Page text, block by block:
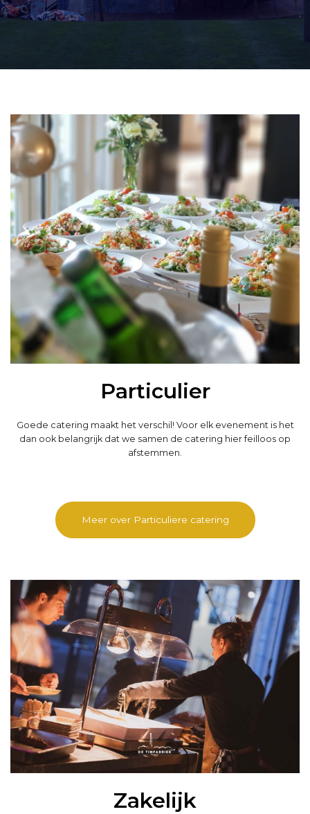
Particulier
Goede catering maakt het verschil! Voor elk evenement is het
dan ook belangrijk dat we samen de catering hier feilloos op
afstemmen.
Meer over Particuliere catering
Zakelijk